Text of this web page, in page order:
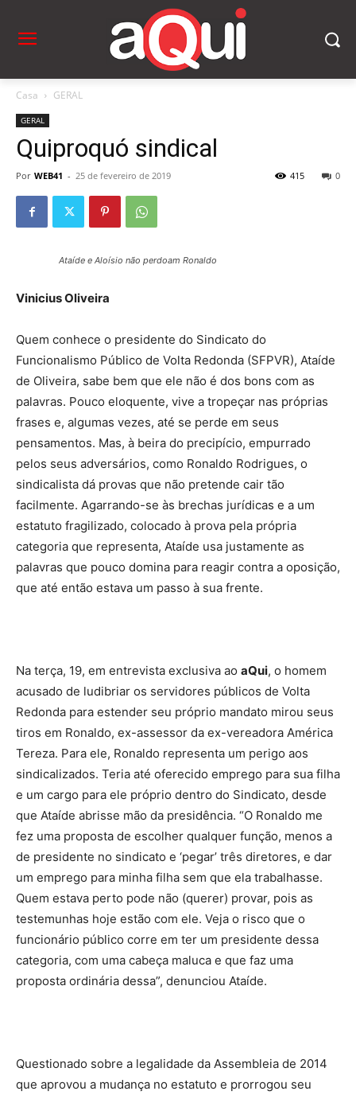
Casa GERAL
GERAL
Quiproquó sindical
Por WEB41 - 25 de fevereiro de 2019 0
415
Ataíde e Aloísio não perdoam Ronaldo
Vinicius Oliveira
Quem conhece o presidente do Sindicato do
Funcionalismo Público de Volta Redonda (SFPVR), Ataíde
de Oliveira, sabe bem que ele não é dos bons com as
palavras. Pouco eloquente, vive a tropeçar nas próprias
frases e, algumas vezes, até se perde em seus
pensamentos. Mas, à beira do precipício, empurrado
pelos seus adversários, como Ronaldo Rodrigues, o
sindicalista dá provas que não pretende cair tão
facilmente. Agarrando-se às brechas jurídicas e a um
estatuto fragilizado, colocado à prova pela própria
categoria que representa, Ataíde usa justamente as
palavras que pouco domina para reagir contra a oposição,
que até então estava um passo à sua frente.
Na terça, 19, em entrevista exclusiva ao aQui, o homem
acusado de ludibriar os servidores públicos de Volta
Redonda para estender seu próprio mandato mirou seus
tiros em Ronaldo, ex-assessor da ex-vereadora América
Tereza. Para ele, Ronaldo representa um perigo aos
sindicalizados. Teria até oferecido emprego para sua filha
e um cargo para ele próprio dentro do Sindicato, desde
que Ataíde abrisse mão da presidência. “O Ronaldo me
fez uma proposta de escolher qualquer função, menos a
de presidente no sindicato e ‘pegar’ três diretores, e dar
um emprego para minha filha sem que ela trabalhasse.
Quem estava perto pode não (querer) provar, pois as
testemunhas hoje estão com ele. Veja o risco que o
funcionário público corre em ter um presidente dessa
categoria, com uma cabeça maluca e que faz uma
proposta ordinária dessa”, denunciou Ataíde.
Questionado sobre a legalidade da Assembleia de 2014
que aprovou a mudança no estatuto e prorrogou seu